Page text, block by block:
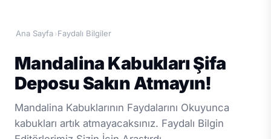
Ana Sayfa ›Faydalı Bilgiler
Mandalina Kabukları Şifa
Deposu Sakın Atmayın!
Mandalina Kabuklarının Faydalarını Okuyunca
kabukları artık atmayacaksınız. Faydalı Bilgin